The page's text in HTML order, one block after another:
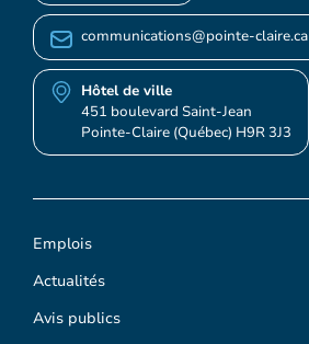
Emplois
Actualités
Avis publics
communications@pointe-claire.ca
Hôtel de ville
451 boulevard Saint-Jean
Pointe-Claire (Québec) H9R 3J3